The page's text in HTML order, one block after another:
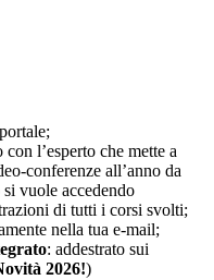
l’esperto che mette a
conferenze all’anno da
vuole accedendo
di tutti i corsi svolti;
nella tua e-mail;
: addestrato sui
2026!)